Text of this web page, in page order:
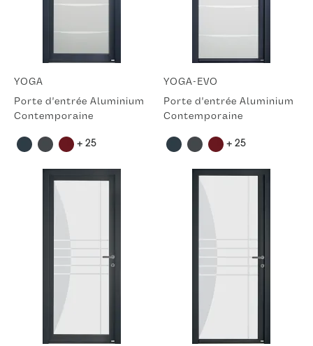
YOGA
Porte d'entrée Aluminium
Contemporaine
+ 25
YOGA-EVO
Porte d'entrée Aluminium
Contemporaine
+ 25